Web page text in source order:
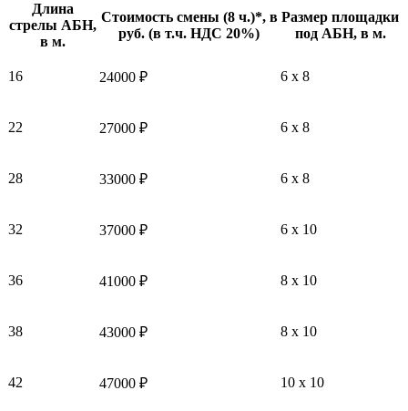
Длина
стрелы АБН,
в м.
Стоимость смены (8 ч.)*, в
руб. (в т.ч. НДС 20%)
Размер площадки
под АБН, в м.
16 24000 ₽ 6 x 8
22 27000 ₽ 6 x 8
28 33000 ₽ 6 x 8
32 37000 ₽ 6 x 10
36 41000 ₽ 8 x 10
38 43000 ₽ 8 x 10
42 47000 ₽ 10 x 10